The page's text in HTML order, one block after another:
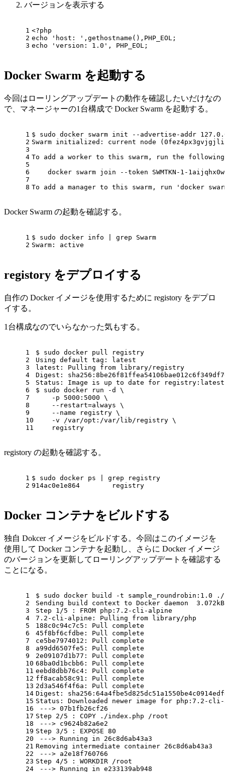
バージョンを表示する
1
2
3
<?php
echo
'host: ' ,gethostname(),PHP_EOL;
echo
'version: 1.0' , PHP_EOL;
Docker Swarm を起動する
今回はローリングアップデートの動作を確認したいだけなの
で、マネージャーの1台構成で Docker Swarm を起動する。
1
2
3
4
5
6
7
8
$ sudo docker swarm init --advertise-addr
Swarm initialized: current node
To add a worker to this swarm, run the
docker swarm join --token SWMTKN-1-
To add a manager to this swarm, run
'docker
Docker Swarm の起動を確認する。
1
2
$ sudo docker info | grep Swarm
Swarm: active
registory をデプロイする
自作の Docker イメージを使用するために registory をデプロ
イする。
1台構成なのでいらなかった気もする。
1
2
3
4
5
6
7
8
9
10
11
$ sudo docker pull registry
Using default tag: latest
latest: Pulling from library/registry
Digest:
Status: Image is up to date for registry:latest
$ sudo docker run -d \
    -p 5000:5000 \
    --restart=always \
    --name registry \
    -v /var/opt:/var/lib/registry \
    registry
registory の起動を確認する。
1
2
$ sudo docker ps | grep registry
914ac0e1e864
Docker コンテナをビルドする
独自 Dokcer イメージをビルドする。今回はこのイメージを
使用して Docker コンテナを起動し、さらに Docker イメージ
のバージョンを更新してローリングアップデートを確認する
ことになる。
1
2
3
4
5
6
7
8
9
10
11
12
13
14
15
16
17
18
19
20
21
22
23
24
$ sudo docker build -t sample_roundrobin:1.0 ./
Sending build context to Docker daemon  3.072kB
Step 1/5 : FROM php:7.2-cli-alpine
7.2-cli-alpine: Pulling from library/php
188c0c94c7c5: Pull complete
45f8bf6cfdbe: Pull complete
ce5be7974012: Pull complete
a99dd6507fe5: Pull complete
2e09107d1b77: Pull complete
68ba0d1bcbb6: Pull complete
eebd8dbb76c4: Pull complete
ff8acab58c91: Pull complete
2d3a546f4f6a: Pull complete
Digest:
Status: Downloaded newer image for php:7.2-cli-
---> 07b1fb26cf26
Step 2/5 : COPY ./index.php /root
---> c9624b82a6e2
Step 3/5 : EXPOSE 80
---> Running in 26c8d6ab43a3
Removing intermediate container 26c8d6ab43a3
---> a2e18f760766
Step 4/5 : WORKDIR /root
---> Running in e233139ab948